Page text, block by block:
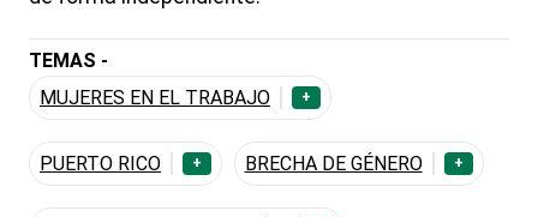
TEMAS -
MUJERES EN EL TRABAJO
+
PUERTO RICO + BRECHA DE GÉNERO +